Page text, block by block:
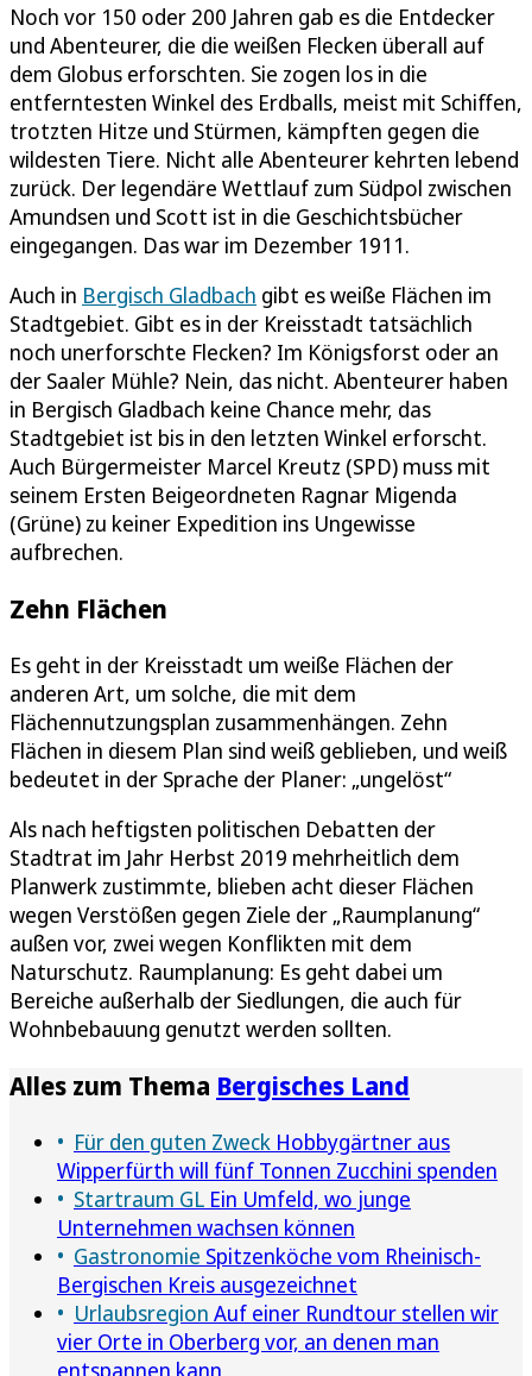
Noch vor 150 oder 200 Jahren gab es die Entdecker
und Abenteurer, die die weißen Flecken überall auf
dem Globus erforschten. Sie zogen los in die
entferntesten Winkel des Erdballs, meist mit Schiffen,
trotzten Hitze und Stürmen, kämpften gegen die
wildesten Tiere. Nicht alle Abenteurer kehrten lebend
zurück. Der legendäre Wettlauf zum Südpol zwischen
Amundsen und Scott ist in die Geschichtsbücher
eingegangen. Das war im Dezember 1911.
Auch in Bergisch Gladbach gibt es weiße Flächen im
Stadtgebiet. Gibt es in der Kreisstadt tatsächlich
noch unerforschte Flecken? Im Königsforst oder an
der Saaler Mühle? Nein, das nicht. Abenteurer haben
in Bergisch Gladbach keine Chance mehr, das
Stadtgebiet ist bis in den letzten Winkel erforscht.
Auch Bürgermeister Marcel Kreutz (SPD) muss mit
seinem Ersten Beigeordneten Ragnar Migenda
(Grüne) zu keiner Expedition ins Ungewisse
aufbrechen.
Zehn Flächen
Es geht in der Kreisstadt um weiße Flächen der
anderen Art, um solche, die mit dem
Flächennutzungsplan zusammenhängen. Zehn
Flächen in diesem Plan sind weiß geblieben, und weiß
bedeutet in der Sprache der Planer: „ungelöst“
Als nach heftigsten politischen Debatten der
Stadtrat im Jahr Herbst 2019 mehrheitlich dem
Planwerk zustimmte, blieben acht dieser Flächen
wegen Verstößen gegen Ziele der „Raumplanung“
außen vor, zwei wegen Konflikten mit dem
Naturschutz. Raumplanung: Es geht dabei um
Bereiche außerhalb der Siedlungen, die auch für
Wohnbebauung genutzt werden sollten.
Alles zum Thema Bergisches Land
Für den guten Zweck Hobbygärtner aus
Wipperfürth will fünf Tonnen Zucchini spenden
Startraum GL Ein Umfeld, wo junge
Unternehmen wachsen können
Gastronomie Spitzenköche vom Rheinisch-
Bergischen Kreis ausgezeichnet
Urlaubsregion Auf einer Rundtour stellen wir
vier Orte in Oberberg vor, an denen man
entspannen kann